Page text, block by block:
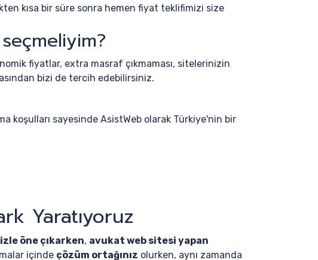
kısa bir süre sonra hemen fiyat teklifimizi size
fiyatlar, extra masraf çıkmaması, sitelerinizin
bizi de tercih edebilirsiniz.
koşulları sayesinde AsistWeb olarak Türkiye'nin bir
Yaratıyoruz
öne çıkarken, avukat web sitesi yapan
içinde çözüm ortağınız olurken, aynı zamanda